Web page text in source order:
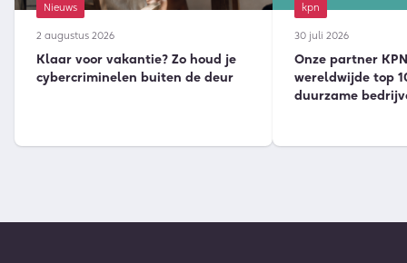
Nieuws
2 augustus 2026
Klaar voor vakantie? Zo houd je
cybercriminelen buiten de deur
kpn
30 juli 2026
Onze partner
wereldwijde top
duurzame